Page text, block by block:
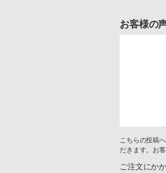
お客様の
こちらの投稿
だきます。お
ご注文にか